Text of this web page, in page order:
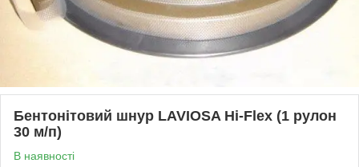
Бентонітовий шнур LAVIOSA Hi-Flex (1 рулон
30 м/п)
В наявності